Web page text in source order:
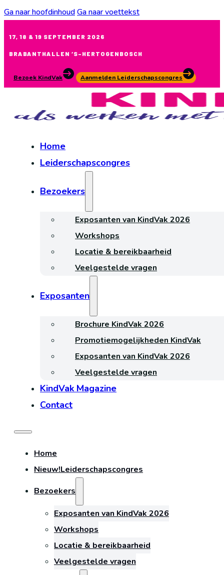
Ga naar hoofdinhoudGa naar voettekst
17, 18 & 19 SEPTEMBER 2026
BRABANTHALLEN ‘S-HERTOGENBOSCH
Bezoek KindVak Aanmelden Leiderschapscongres
Home
Leiderschapscongres
Bezoekers
Exposanten van KindVak 2026
Workshops
Locatie & bereikbaarheid
Veelgestelde vragen
Exposanten
Brochure KindVak 2026
Promotiemogelijkheden KindVak
Exposanten van KindVak 2026
Veelgestelde vragen
KindVak Magazine
Contact
Home
Nieuw!Leiderschapscongres
Bezoekers
Exposanten van KindVak 2026
Workshops
Locatie & bereikbaarheid
Veelgestelde vragen